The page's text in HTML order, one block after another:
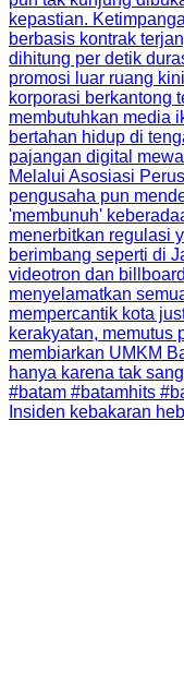
Insiden kebakaran